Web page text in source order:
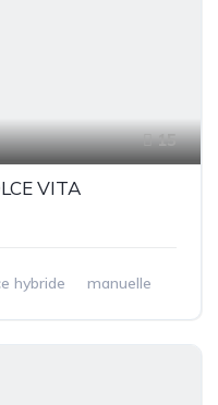
15
VITA
hybride manuelle